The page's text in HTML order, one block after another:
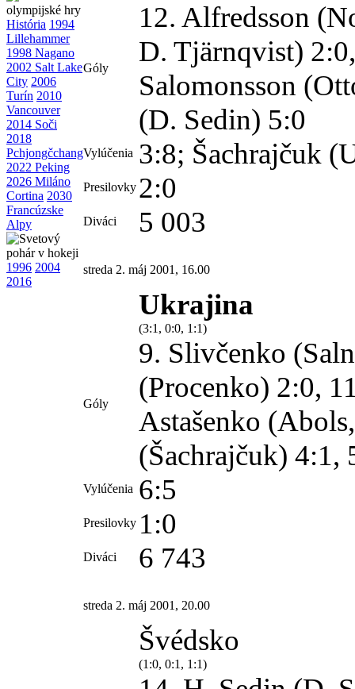
História 1994
Lillehammer
1998 Nagano
2002 Salt Lake
City 2006
Turín 2010
Vancouver
2014 Soči
2018
Pchjongčchang
2022 Peking
2026 Miláno
Cortina 2030
Francúzske
Alpy
1996 2004
2016
Góly
12. Alfredsson
D. Tjärnqvist)
Salomonsson
(D. Sedin) 5:0
Vylúčenia 3:8; Šachrajčuk
Presilovky 2:0
Diváci 5 003
streda 2. máj 2001, 16.00
Ukrajina
(3:1, 0:0, 1:1)
Góly
9. Slivčenko
(Procenko) 2:0,
Astašenko
(Šachrajčuk) 4:1,
Vylúčenia 6:5
Presilovky 1:0
Diváci 6 743
streda 2. máj 2001, 20.00
Švédsko
(1:0, 0:1, 1:1)